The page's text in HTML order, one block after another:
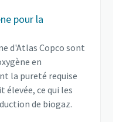
pour la
d'Atlas Copco sont
en
la pureté requise
élevée, ce qui les
de biogaz.